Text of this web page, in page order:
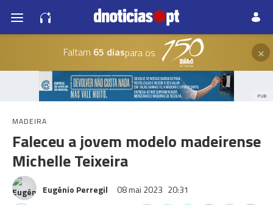
Faltam 65 diaspara os ×
PUB
MADEIRA
Faleceu a jovem modelo madeirense
Michelle Teixeira
Eugénio Perregil 08 mai 2023 20:31